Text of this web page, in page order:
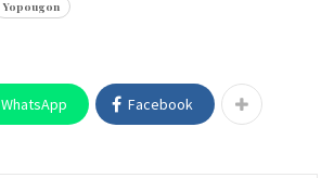
Yopougon
WhatsApp Facebook